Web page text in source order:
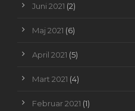
Juni 2021 (2)
Maj 2021 (6)
April 2021 (5)
Mart 2021 (4)
Februar 2021 (1)